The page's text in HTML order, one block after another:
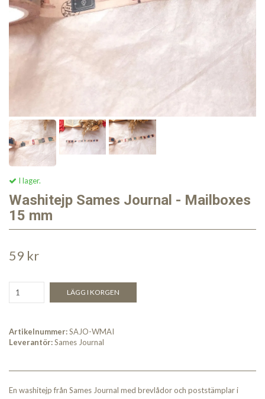
I lager.
Washitejp Sames Journal - Mailboxes
15 mm
59 kr
LÄGG I KORGEN
Artikelnummer:SAJO-WMAI
Leverantör:Sames Journal
En washitejp från Sames Journal med brevlådor och poststämplar i